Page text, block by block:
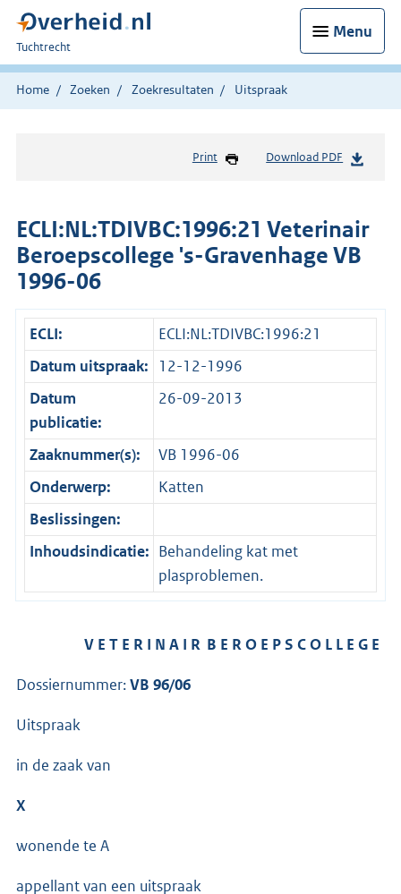
Menu
U
bent
hier:
Tuchtrecht
Home Zoeken Zoekresultaten Uitspraak
Print Download PDF
ECLI:NL:TDIVBC:1996:21 Veterinair
Beroepscollege 's-Gravenhage VB
1996-06
ECLI:
ECLI:NL:TDIVBC:1996:21
Datum uitspraak:
12-12-1996
Datum
publicatie:
26-09-2013
Zaaknummer(s):
VB 1996-06
Onderwerp:
Katten
Beslissingen:
Inhoudsindicatie: Behandeling kat met
plasproblemen.
V E T E R I N A I R B E R O E P S C O L L E G E
Dossiernummer:VB 96/06
Uitspraak
in de zaak van
X
wonende te A
appellant van een uitspraak